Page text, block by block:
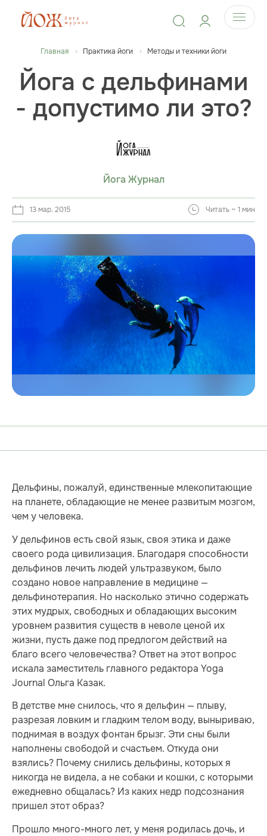
Главная Практика йоги Методы и техники йоги
Йога с дельфинами
- допустимо ли это?
Йога Журнал
13 мар. 2015 Читать ~ 1 мин
Дельфины, пожалуй, единственные млекопитающие
на планете, обладающие не менее развитым мозгом,
чем у человека.
У дельфинов есть свой язык, своя этика и даже
своего рода цивилизация. Благодаря способности
дельфинов лечить людей ультразвуком, было
создано новое направление в медицине —
дельфинотерапия. Но насколько этично содержать
этих мудрых, свободных и обладающих высоким
уровнем развития существ в неволе ценой их
жизни, пусть даже под предлогом действий на
благо всего человечества? Ответ на этот вопрос
искала заместитель главного редактора Yoga
Journal Ольга Казак.
В детстве мне снилось, что я дельфин — плыву,
разрезая ловким и гладким телом воду, выныриваю,
поднимая в воздух фонтан брызг. Эти сны были
наполнены свободой и счастьем. Откуда они
взялись? Почему снились дельфины, которых я
никогда не видела, а не собаки и кошки, с которыми
ежедневно общалась? Из каких недр подсознания
пришел этот образ?
Прошло много-много лет, у меня родилась дочь, и